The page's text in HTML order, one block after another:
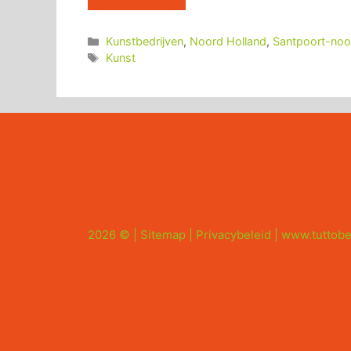
Categorieën
Kunstbedrijven, Noord Holland, Santpoort-
Tags
Kunst
2026 © | Sitemap Privacybeleid